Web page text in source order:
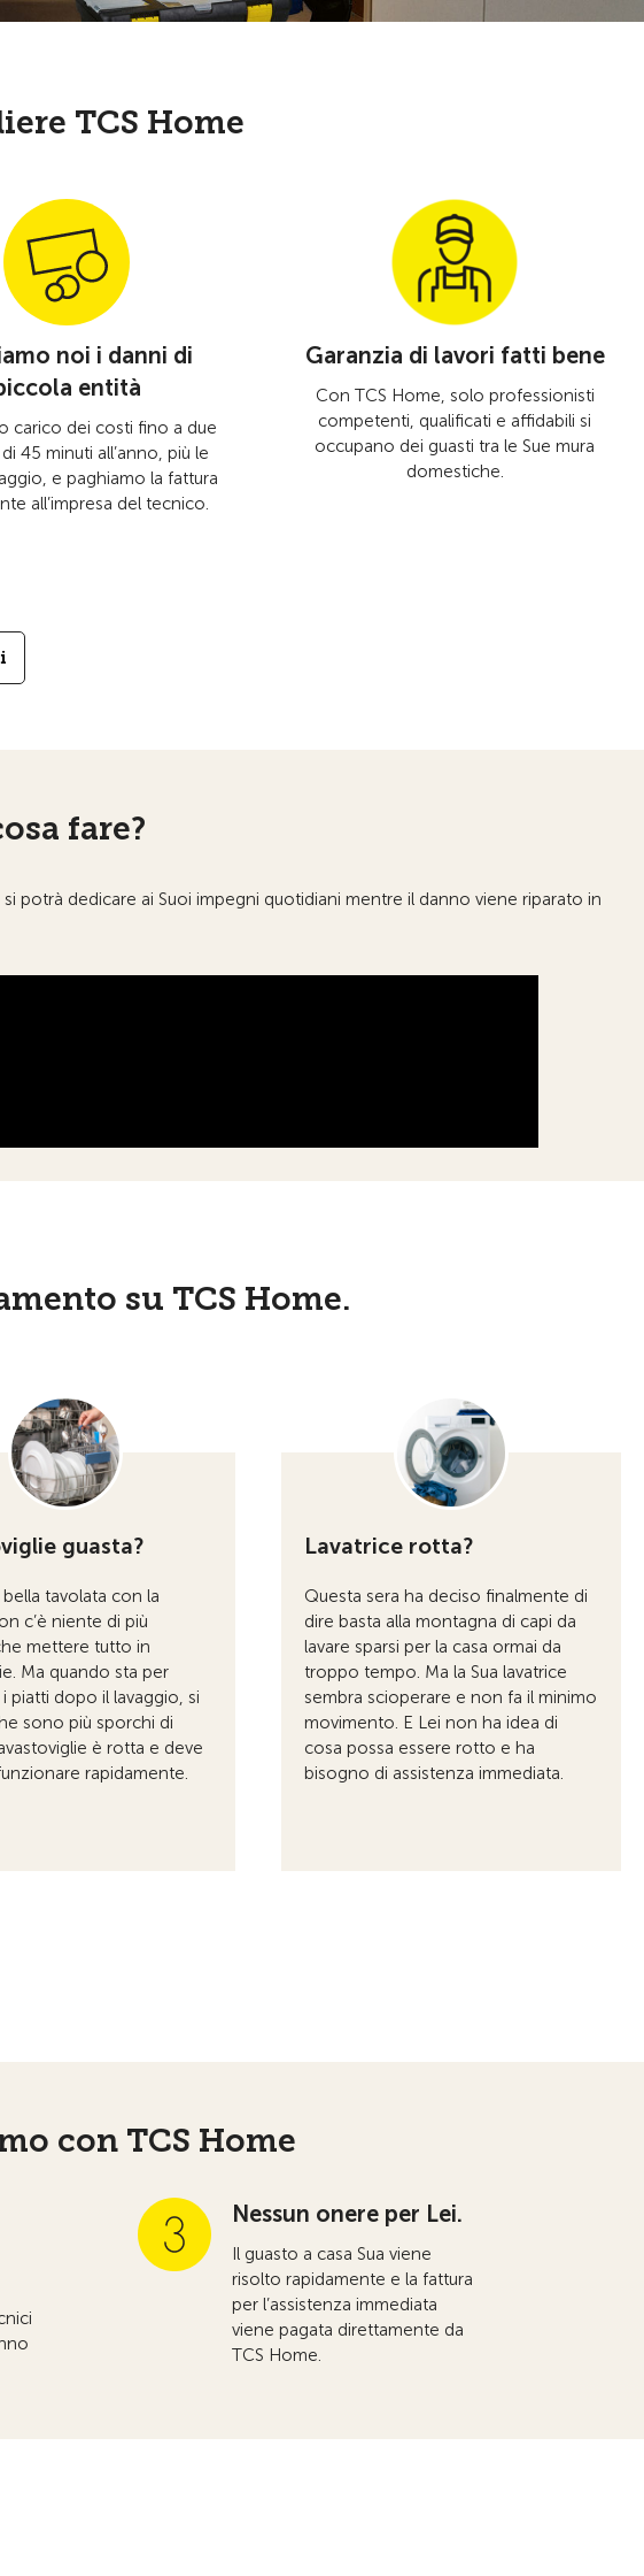
TCS Home
noi i danni di
entità
carico dei costi fino a due
45 minuti all’anno, più le
e paghiamo la fattura
all’impresa del tecnico.
Garanzia di lavori fatti bene
Con TCS Home, solo professionisti
competenti, qualificati e affidabili si
occupano dei guasti tra le Sue mura
domestiche.
fare?
potrà dedicare ai Suoi impegni quotidiani mentre il danno viene riparato in
su TCS Home.
guasta?
tavolata con la
c’è niente di più
mettere tutto in
Ma quando sta per
piatti dopo il lavaggio, si
sono più sporchi di
è rotta e deve
rapidamente.
Lavatrice rotta?
Questa sera ha deciso finalmente di
dire basta alla montagna di capi da
lavare sparsi per la casa ormai da
troppo tempo. Ma la Sua lavatrice
sembra scioperare e non fa il minimo
movimento. E Lei non ha idea di
cosa possa essere rotto e ha
bisogno di assistenza immediata.
con TCS Home
Nessun onere per Lei.
Il guasto a casa Sua viene
risolto rapidamente e la fattura
per l’assistenza immediata
viene pagata direttamente da
TCS Home.